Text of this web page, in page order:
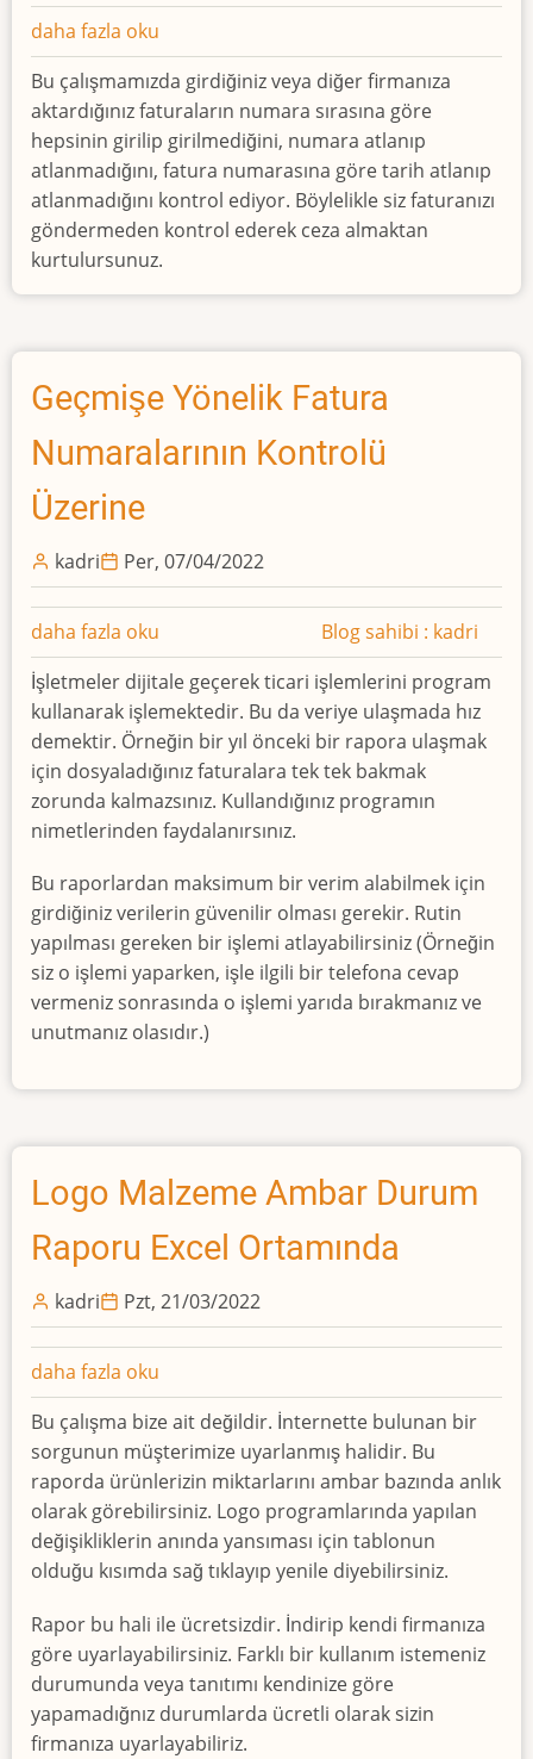
e-
Fatura
Numara
ve
Tarih
Kontrolü
Excel
Ortamında
hakkında
daha fazla oku
Bu çalışmamızda girdiğiniz veya diğer firmanıza
aktardığınız faturaların numara sırasına göre
hepsinin girilip girilmediğini, numara atlanıp
atlanmadığını, fatura numarasına göre tarih atlanıp
atlanmadığını kontrol ediyor. Böylelikle siz faturanızı
göndermeden kontrol ederek ceza almaktan
kurtulursunuz.
Geçmişe Yönelik Fatura
Numaralarının Kontrolü
Üzerine
kadri Per, 07/04/2022
Geçmişe
Yönelik
Fatura
Numaralarının
Kontrolü
Üzerine
hakkında
daha fazla oku
Blog sahibi : kadri
İşletmeler dijitale geçerek ticari işlemlerini program
kullanarak işlemektedir. Bu da veriye ulaşmada hız
demektir. Örneğin bir yıl önceki bir rapora ulaşmak
için dosyaladığınız faturalara tek tek bakmak
zorunda kalmazsınız. Kullandığınız programın
nimetlerinden faydalanırsınız.
Bu raporlardan maksimum bir verim alabilmek için
girdiğiniz verilerin güvenilir olması gerekir. Rutin
yapılması gereken bir işlemi atlayabilirsiniz (Örneğin
siz o işlemi yaparken, işle ilgili bir telefona cevap
vermeniz sonrasında o işlemi yarıda bırakmanız ve
unutmanız olasıdır.)
Logo Malzeme Ambar Durum
Raporu Excel Ortamında
kadri Pzt, 21/03/2022
Logo
Malzeme
Ambar
Durum
Raporu
Excel
Ortamında
hakkında
daha fazla oku
Bu çalışma bize ait değildir. İnternette bulunan bir
sorgunun müşterimize uyarlanmış halidir. Bu
raporda ürünlerizin miktarlarını ambar bazında anlık
olarak görebilirsiniz. Logo programlarında yapılan
değişikliklerin anında yansıması için tablonun
olduğu kısımda sağ tıklayıp yenile diyebilirsiniz.
Rapor bu hali ile ücretsizdir. İndirip kendi firmanıza
göre uyarlayabilirsiniz. Farklı bir kullanım istemeniz
durumunda veya tanıtımı kendinize göre
yapamadığnız durumlarda ücretli olarak sizin
firmanıza uyarlayabiliriz.